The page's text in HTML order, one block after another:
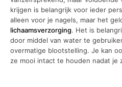
krijgen is belangrijk voor ieder
alleen voor je nagels, maar het
lichaamsverzorging. Het is
door middel van water te
overmatige blootstelling. Je kan
ze mooi intact te houden nadat je